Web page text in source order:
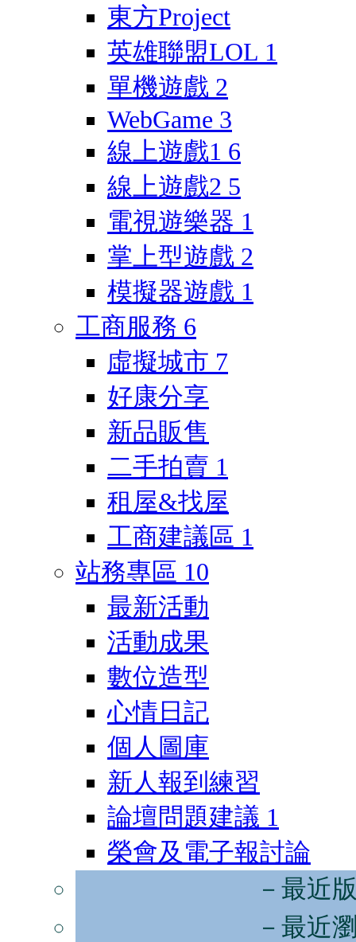
東方Project
英雄聯盟LOL 1
單機遊戲 2
WebGame 3
線上遊戲1 6
線上遊戲2 5
電視遊樂器 1
掌上型遊戲 2
模擬器遊戲 1
工商服務 6
虛擬城市 7
好康分享
新品販售
二手拍賣 1
租屋&找屋
工商建議區 1
站務專區 10
最新活動
活動成果
數位造型
心情日記
個人圖庫
新人報到練習
論壇問題建議 1
榮會及電子報討論
－最近
－最近